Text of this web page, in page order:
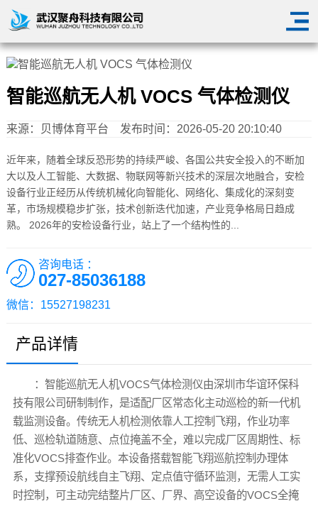
智能巡航无人机 VOCS 气体检测仪
来源： 贝博体育平台 发布时间：2026-05-20 20:10:40
近年来，随着全球反恐形势的持续严峻、各国公共安全投入的不断加
大以及人工智能、大数据、物联网等新兴技术的深层次地融合，安检
设备行业正经历从传统机械化向智能化、网络化、集成化的深刻变
革，市场规模稳步扩张，技术创新迭代加速，产业竞争格局日趋成
熟。 2026年的安检设备行业，站上了一个结构性的...
咨询电话 ：
027-85036188
微信：15527198231
产品详情
：智能巡航无人机VOCS气体检测仪由深圳市华谊环保科
技有限公司研制制作，是适配厂区常态化主动巡检的新一代机
载监测设备。传统无人机检测依靠人工控制飞翔，作业功率
低、巡检轨道随意、点位掩盖不全，难以完成厂区周期性、标
准化VOCS排查作业。本设备搭载智能飞翔巡航控制办理体
系，支撑预设航线自主飞翔、定点值守循环监测，无需人工实
时控制，可主动完结整片厂区、厂界、高空设备的VOCS全掩